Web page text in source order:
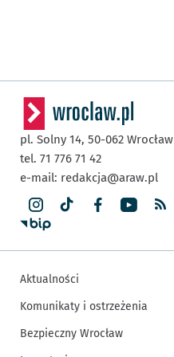
pl. Solny 14, 50-062 Wrocław
tel. 71 776 71 42
e-mail: redakcja@araw.pl
Aktualności
Komunikaty i ostrzeżenia
Bezpieczny Wrocław